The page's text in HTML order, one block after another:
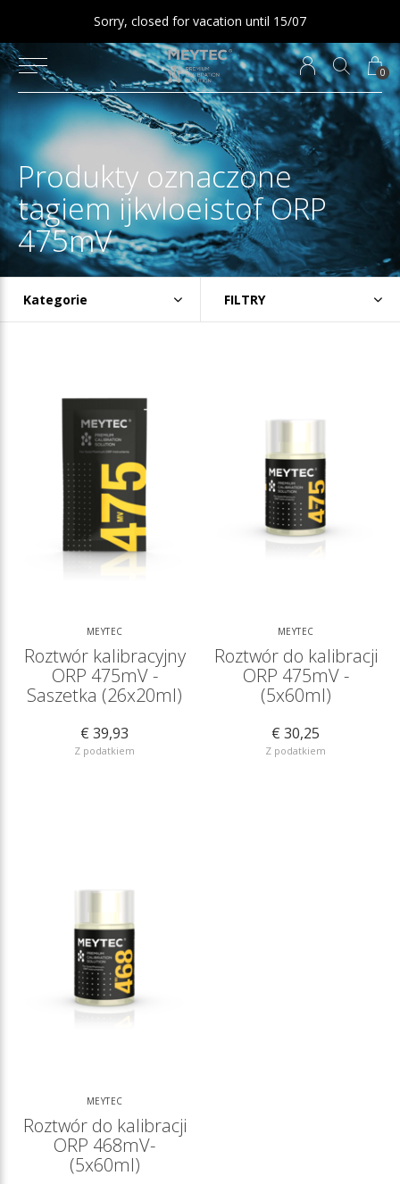
0
Sorry, closed for vacation until 15/07
Produkty oznaczone
tagiem ijkvloeistof ORP
475mV
Kategorie FILTRY
MEYTEC
Roztwór kalibracyjny
ORP 475mV -
Saszetka (26x20ml)
€ 39,93
Z podatkiem
MEYTEC
Roztwór do kalibracji
ORP 475mV -
(5x60ml)
€ 30,25
Z podatkiem
MEYTEC
Roztwór do kalibracji
ORP 468mV-
(5x60ml)